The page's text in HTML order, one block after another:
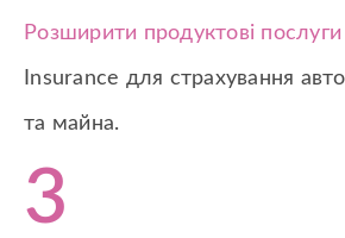
Розширити продуктові послуги
Insurance для страхування
та майна.
3